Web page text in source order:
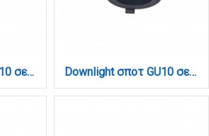
Downlight σποτ GU10 σε μαύρη απόχρωση (X0010-Black) Downlight σποτ GU10 σε μαύρη απόχρωση (X00300B)